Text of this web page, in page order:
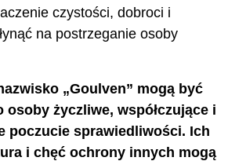
czystości, dobroci i
na postrzeganie osoby
„Goulven” mogą być
osoby życzliwe, współczujące i
poczucie sprawiedliwości. Ich
i chęć ochrony innych mogą